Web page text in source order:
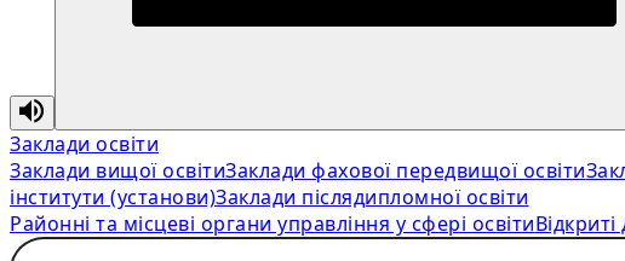
Заклади освіти
Заклади вищої освітиЗаклади фахової передвищої освіти
інститути (установи)Заклади післядипломної освіти
Районні та місцеві органи управління у сфері освітиВідкриті